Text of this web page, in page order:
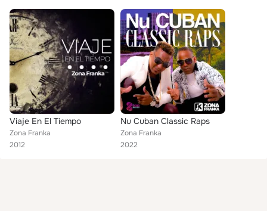
Viaje En El Tiempo
Zona Franka
2012
Nu Cuban Classic Raps
Zona Franka
2022